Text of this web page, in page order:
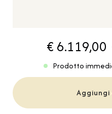
€ 6.119,00
Prodotto